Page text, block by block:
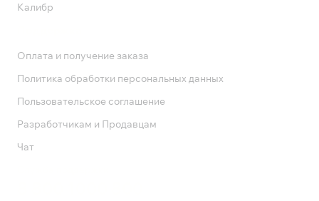
Калибр
Оплата и получение заказа
Политика обработки персональных данных
Пользовательское соглашение
Разработчикам и Продавцам
Чат